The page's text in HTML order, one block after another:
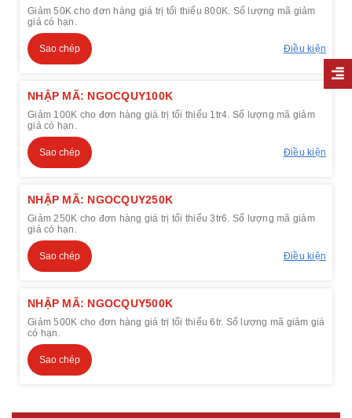
Giảm 50K cho đơn hàng giá trị tối thiểu 800K. Số lượng mã giảm
giá có hạn.
Sao chép Điều kiện
NHẬP MÃ: NGOCQUY100K
Giảm 100K cho đơn hàng giá trị tối thiểu 1tr4. Số lượng mã giảm
giá có hạn.
Sao chép Điều kiện
NHẬP MÃ: NGOCQUY250K
Giảm 250K cho đơn hàng giá trị tối thiểu 3tr6. Số lượng mã giảm
giá có hạn.
Sao chép Điều kiện
NHẬP MÃ: NGOCQUY500K
Giảm 500K cho đơn hàng giá trị tối thiểu 6tr. Số lượng mã giảm giá
có hạn.
Sao chép